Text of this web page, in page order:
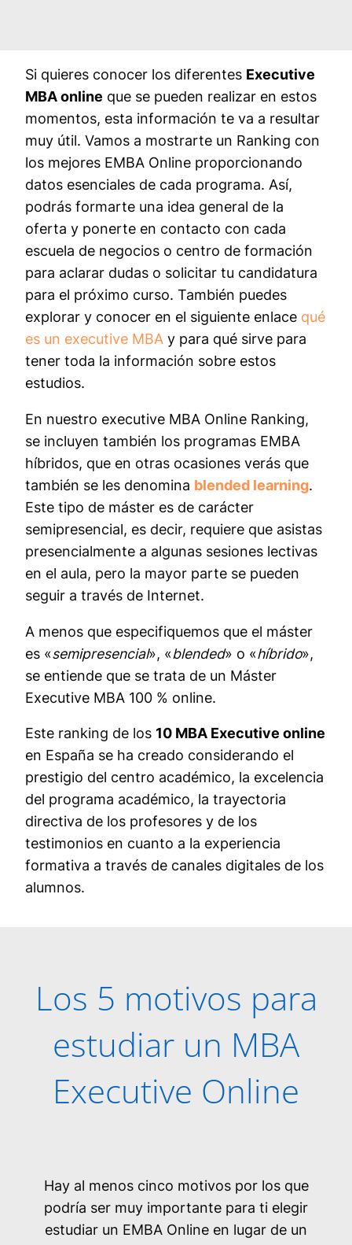
Si quieres conocer los diferentes Executive
MBA online que se pueden realizar en estos
momentos, esta información te va a resultar
muy útil. Vamos a mostrarte un Ranking con
los mejores EMBA Online proporcionando
datos esenciales de cada programa. Así,
podrás formarte una idea general de la
oferta y ponerte en contacto con cada
escuela de negocios o centro de formación
para aclarar dudas o solicitar tu candidatura
para el próximo curso. También puedes
explorar y conocer en el siguiente enlace qué
es un executive MBA y para qué sirve para
tener toda la información sobre estos
estudios.
En nuestro executive MBA Online Ranking,
se incluyen también los programas EMBA
híbridos, que en otras ocasiones verás que
también se les denomina blended learning.
Este tipo de máster es de carácter
semipresencial, es decir, requiere que asistas
presencialmente a algunas sesiones lectivas
en el aula, pero la mayor parte se pueden
seguir a través de Internet.
A menos que especifiquemos que el máster
es «semipresencial», «blended» o «híbrido»,
se entiende que se trata de un Máster
Executive MBA 100 % online.
Este ranking de los 10 MBA Executive online
en España se ha creado considerando el
prestigio del centro académico, la excelencia
del programa académico, la trayectoria
directiva de los profesores y de los
testimonios en cuanto a la experiencia
formativa a través de canales digitales de los
alumnos.
Los 5 motivos para
estudiar un MBA
Executive Online
Hay al menos cinco motivos por los que
podría ser muy importante para ti elegir
estudiar un EMBA Online en lugar de un